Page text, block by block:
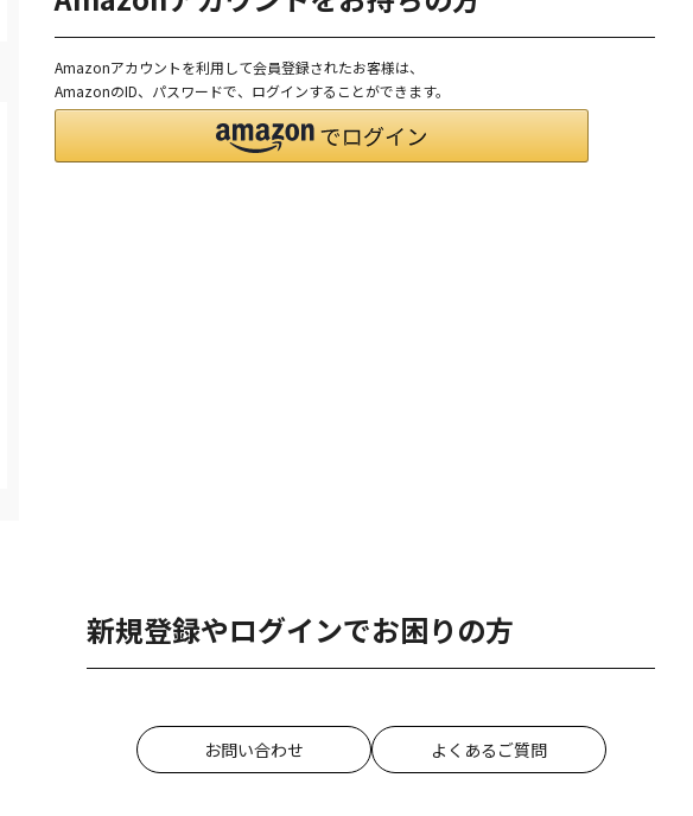
Amazonアカウントを利用して会員登録されたお客様は、
AmazonのID、パスワードで、ログインすることができます。
新規登録やログインでお困りの方
お問い合わせ よくあるご質問